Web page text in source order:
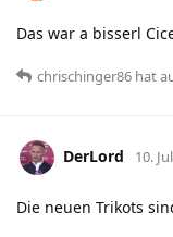
Das war a bisserl
chrischinger86 hat
DerLord 10.
Die neuen Trikots